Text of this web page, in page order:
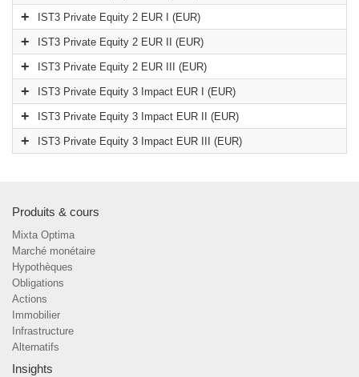
IST3 Private Equity 2 EUR I (EUR)
IST3 Private Equity 2 EUR II (EUR)
IST3 Private Equity 2 EUR III (EUR)
IST3 Private Equity 3 Impact EUR I (EUR)
IST3 Private Equity 3 Impact EUR II (EUR)
IST3 Private Equity 3 Impact EUR III (EUR)
Produits & cours
Mixta Optima
Marché monétaire
Hypothèques
Obligations
Actions
Immobilier
Infrastructure
Alternatifs
Insights